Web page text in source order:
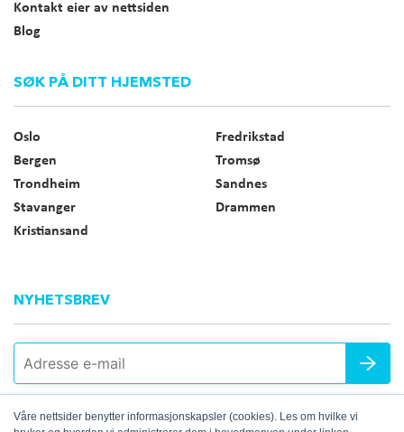
Kontakt eier av nettsiden
Blog
SØK PÅ DITT HJEMSTED
Oslo
Bergen
Trondheim
Stavanger
Kristiansand
Fredrikstad
Tromsø
Sandnes
Drammen
NYHETSBREV
Våre nettsider benytter informasjonskapsler (cookies). Les om hvilke vi